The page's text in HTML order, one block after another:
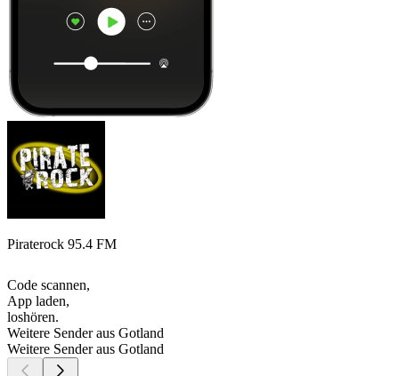
Piraterock 95.4 FM
Code scannen,
App laden,
loshören.
Weitere Sender aus Gotland
Weitere Sender aus Gotland